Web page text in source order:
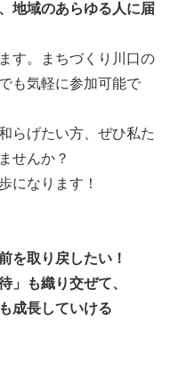
地域のあらゆる人に届
す。まちづくり川口の
も気軽に参加可能で
らげたい方、ぜひ私た
せんか？
になります！
を取り戻したい！
」も織り交ぜて、
成長していける